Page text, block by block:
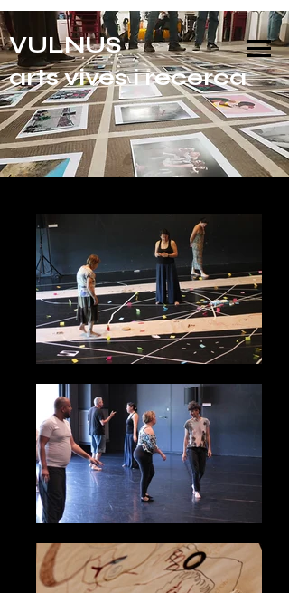
VULNUS
arts vives i recerca